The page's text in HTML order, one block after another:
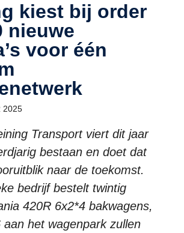
nieuwe
voor één
2025
Transport viert dit jaar
bestaan en doet dat
naar de toekomst.
bedrijf bestelt twintig
420R 6x2*4 bakwagens,
aan het wagenpark zullen